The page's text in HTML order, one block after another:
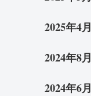
2025年4月
2024年8月
2024年6月